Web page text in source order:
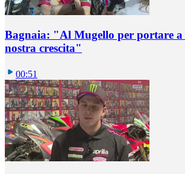
Bagnaia: "Al Mugello per portare a
nostra crescita"
00:51